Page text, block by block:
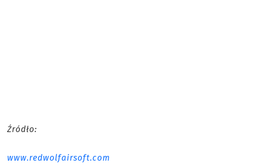
Źródło:
www.redwolfairsoft.com